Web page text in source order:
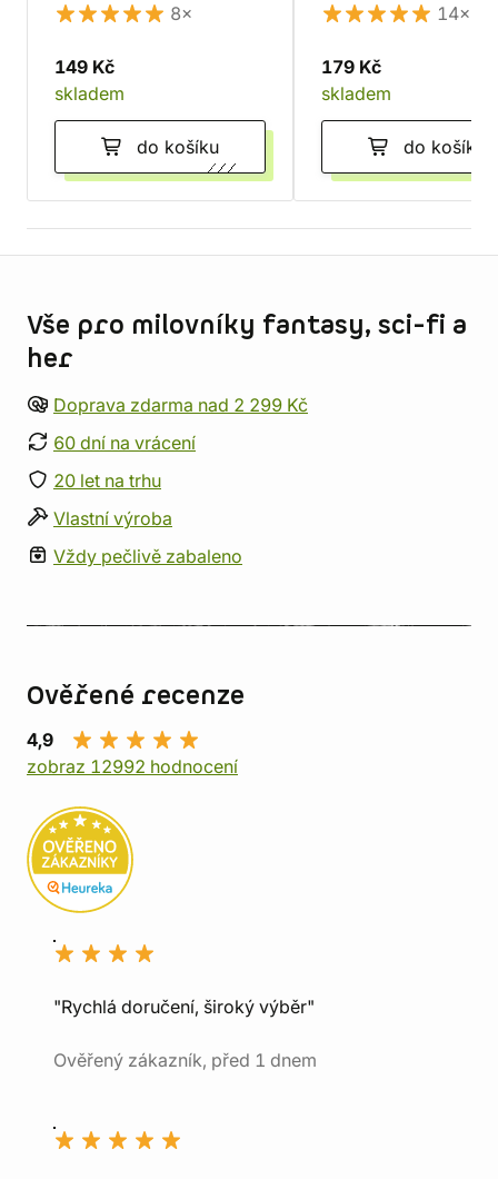
8×
149 Kč
skladem
do košíku
14×
179 Kč
skladem
do košíku
Vše pro milovníky fantasy, sci-fi a
her
Doprava zdarma nad 2 299 Kč
60 dní na vrácení
20 let na trhu
Vlastní výroba
Vždy pečlivě zabaleno
Ověřené recenze
4,9
zobraz 12992 hodnocení
"Rychlá doručení, široký výběr"
Ověřený zákazník, před 1 dnem